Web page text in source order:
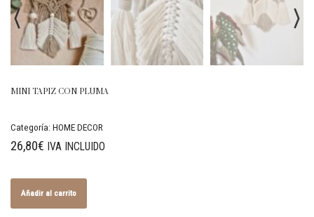
MINI TAPIZ CON PLUMA
Categoría: HOME DECOR
26,80€ IVA INCLUIDO
Añadir al carrito